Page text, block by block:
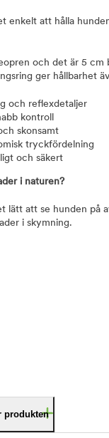
enkelt att hålla
och det är 5
ger hållbarhet
och reflexdetaljer
kontroll
skonsamt
tryckfördelning
och säkert
i naturen?
lätt att se hunden på
i skymning.
produkten